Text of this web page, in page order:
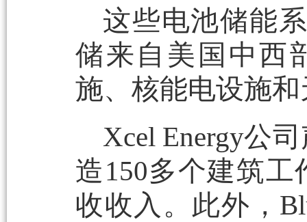
这些电池储能
储来自美国中西
施、核能电设施
Xcel Energy公
造150多个建筑
收收入。此外，